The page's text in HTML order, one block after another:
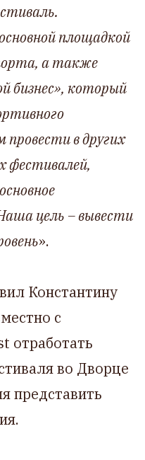
площадкой
а также
бизнес», который
в других
фестивалей,
цель – вывести
».
Константину
с
отработать
во Дворце
представить